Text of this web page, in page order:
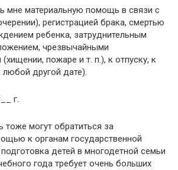
мне материальную помощь в связи с
регистрацией брака, смертью
ребенка, затруднительным
чрезвычайными
пожаре и т. п.), к отпуску, к
другой дате).
г.
могут обратиться за
к органам государственной
детей в многодетной семьи
года требует очень больших